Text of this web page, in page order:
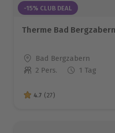
-15% CLUB DEAL
Therme Bad
Standort
Bad Bergzabern
Anzahl der Teilnehmer
2 Pers. 1 Tag
4.7 von 5 Sternen
4.7 (27)